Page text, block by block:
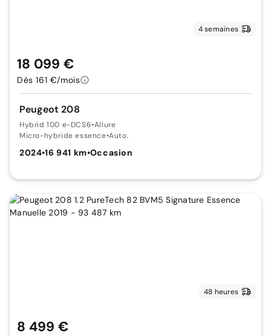
4 semaines
Peugeot 208
Hybrid 100 e-DCS6•Allure
Micro-hybride essence•Auto.
2024•16 941 km•Occasion
18 099 €
Dès 161 €/mois
48 heures
8 499 €